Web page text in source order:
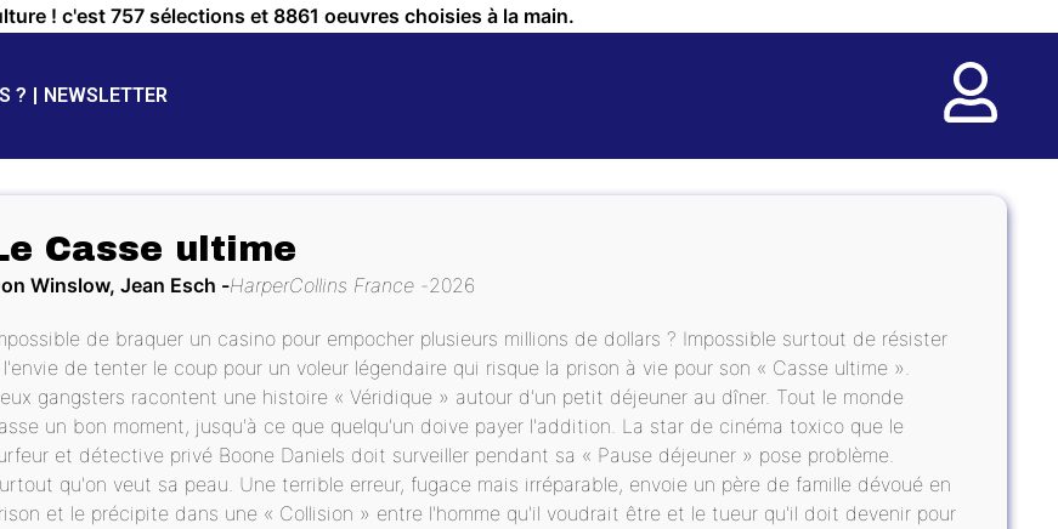
! c'est 757 sélections et 8861 oeuvres choisies à la main.
? NEWSLETTER
Casse ultime
Winslow, Jean Esch HarperCollins France 2026
de braquer un casino pour empocher plusieurs millions de dollars ? Impossible surtout de résister
l'envie de tenter le coup pour un voleur légendaire qui risque la prison à vie pour son « Casse ultime ».
gangsters racontent une histoire « Véridique » autour d'un petit déjeuner au dîner. Tout le monde
un bon moment, jusqu'à ce que quelqu'un doive payer l'addition. La star de cinéma toxico que le
et détective privé Boone Daniels doit surveiller pendant sa « Pause déjeuner » pose problème.
qu'on veut sa peau. Une terrible erreur, fugace mais irréparable, envoie un père de famille dévoué en
et le précipite dans une « Collision » entre l'homme qu'il voudrait être et le tueur qu'il doit devenir pour